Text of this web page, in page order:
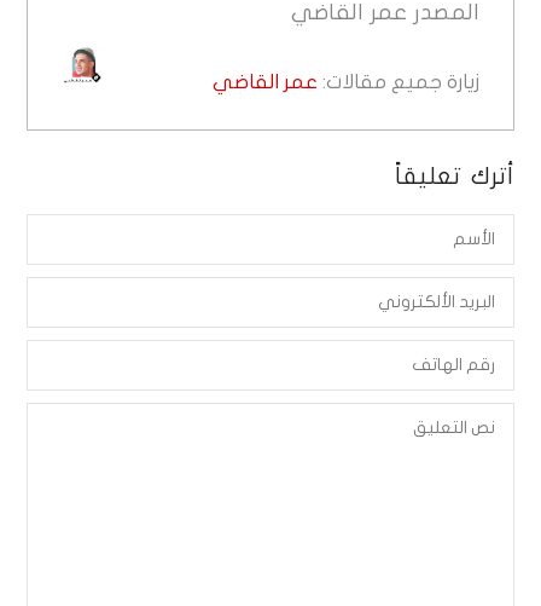
المصدر عمر القاضي
زيارة جميع مقالات: عمر القاضي
أترك تعليقاً